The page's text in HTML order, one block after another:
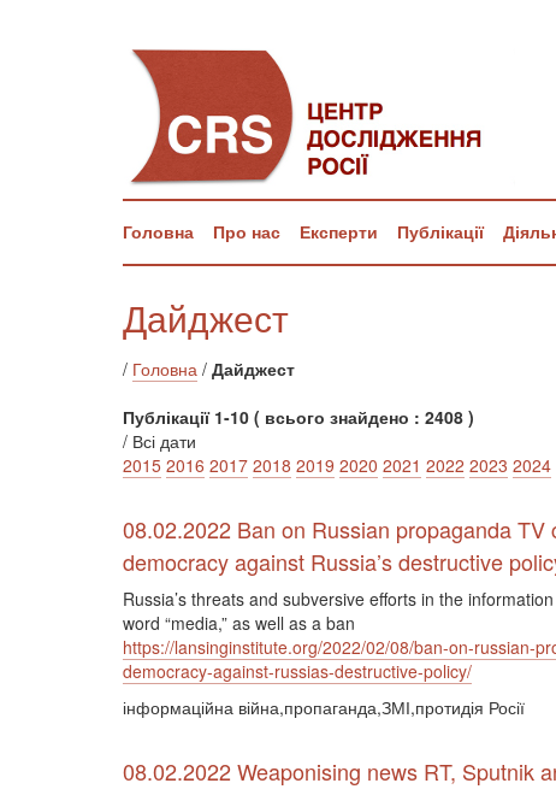
Головна Про нас Експерти Публікації
Дайджест
/ Головна / Дайджест
Публікації 1-10 ( всього знайдено : 2408 )
/ Всі дати
2015 2016 2017 2018 2019 2020 2021 2022 2023 2024
08.02.2022 Ban on Russian propaganda
democracy against Russia’s destructive
Russia’s threats and subversive efforts in the
word “media,” as well as a ban
https://lansinginstitute.org/2022/02/08/ban-on-russian-
democracy-against-russias-destructive-policy/
інформаційна війна,пропаганда,ЗМІ,протидія Росії
08.02.2022 Weaponising news RT, Sputnik